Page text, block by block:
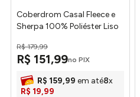
Coberdrom Casal Fleece e
Sherpa 100% Poliéster Liso
AC23636 - Arte & Cazza
R$ 179,99
R$ 151,99no PIX
R$ 159,99 em até8x
R$ 19,99